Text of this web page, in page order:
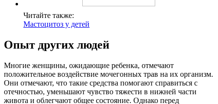
Читайте также:
Мастоцитоз у детей
Опыт других людей
Многие женщины, ожидающие ребенка, отмечают
положительное воздействие мочегонных трав на их организм.
Они отмечают, что такие средства помогают справиться с
отечностью, уменьшают чувство тяжести в нижней части
живота и облегчают общее состояние. Однако перед